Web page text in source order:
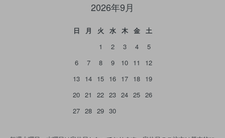
2026年9月
日 月 火 水 木 金
土
1
2 3 4
5
6
7 8 9 10 11
12
13 14 15 16 17 18 19
20 21 22 23 24 25 26
27 28 29 30